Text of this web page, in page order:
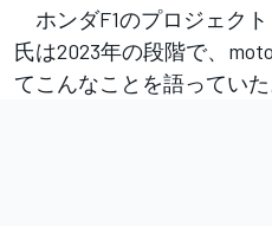
ホンダF1のプロジェク
氏は2023年の段階で、
てこんなことを語っていた